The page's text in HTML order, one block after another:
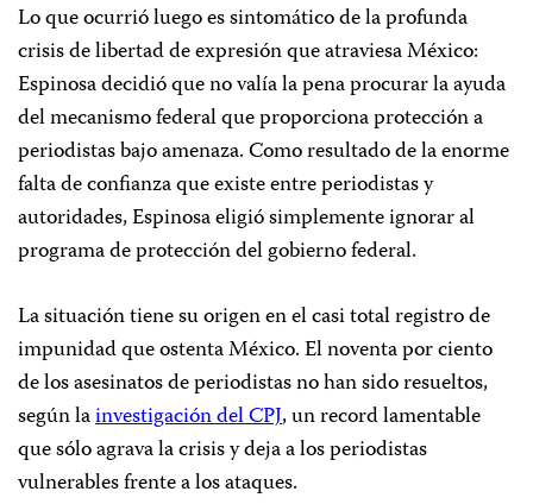
Lo que ocurrió luego es sintomático de la profunda
crisis de libertad de expresión que atraviesa México:
Espinosa decidió que no valía la pena procurar la ayuda
del mecanismo federal que proporciona protección a
periodistas bajo amenaza. Como resultado de la enorme
falta de confianza que existe entre periodistas y
autoridades, Espinosa eligió simplemente ignorar al
programa de protección del gobierno federal.
La situación tiene su origen en el casi total registro de
impunidad que ostenta México. El noventa por ciento
de los asesinatos de periodistas no han sido resueltos,
según lainvestigación del CPJ, un record lamentable
que sólo agrava la crisis y deja a los periodistas
vulnerables frente a los ataques.